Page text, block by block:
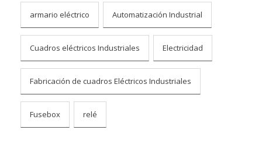
armario eléctrico Automatización Industrial
Cuadros eléctricos Industriales Electricidad
Fabricación de cuadros Eléctricos Industriales
Fusebox relé